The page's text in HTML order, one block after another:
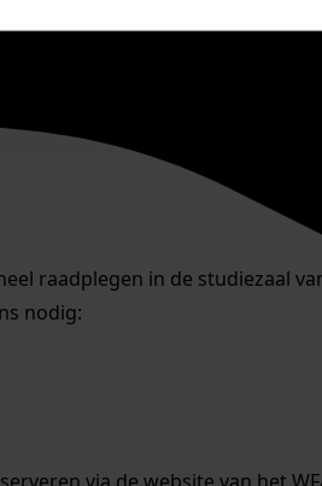
raadplegen in de studiezaal
nodig: